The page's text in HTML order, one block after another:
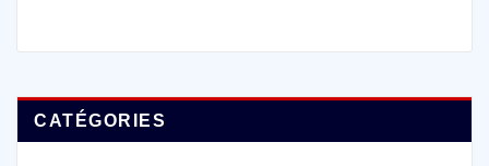
CATÉGORIES